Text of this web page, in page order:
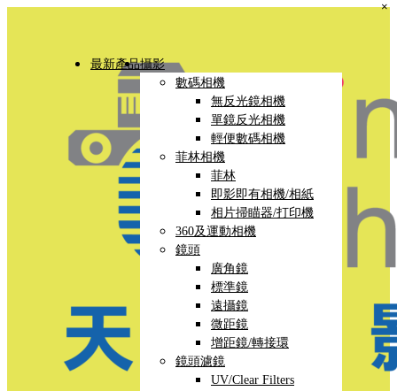
最新產品攝影
數碼相機
無反光鏡相機
單鏡反光相機
輕便數碼相機
菲林相機
菲林
即影即有相機/相紙
相片掃瞄器/打印機
360及運動相機
鏡頭
廣角鏡
標準鏡
遠攝鏡
微距鏡
增距鏡/轉接環
鏡頭濾鏡
UV/Clear Filters
×